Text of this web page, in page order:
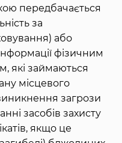
передбачається
за
або
фізичним
які займаються
місцевого
загрози
засобів захисту
якщо це